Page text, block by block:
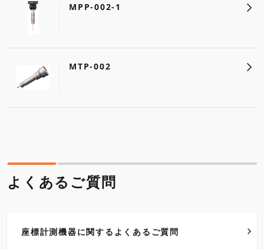
MPP-002-1
MTP-002
よくあるご質問
座標計測機器に関するよくあるご質問